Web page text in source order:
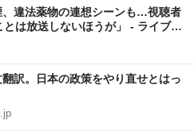
、違法薬物の連想シーンも…視聴者
は放送しないほうが」 - ライブド
訳。日本の政策をやり直せとはっ